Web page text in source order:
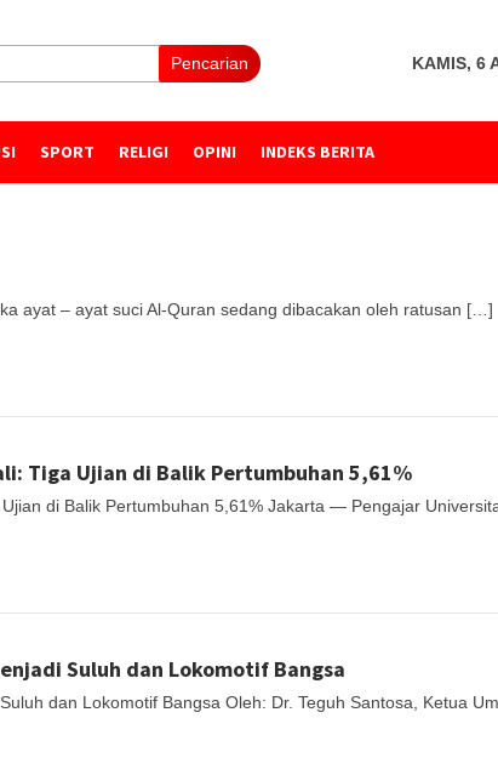
Pencarian KAMIS, 6
SPORT RELIGI OPINI INDEKS BERITA
ayat – ayat suci Al-Quran sedang dibacakan oleh ratusan […]
Tiga Ujian di Balik Pertumbuhan 5,61%
di Balik Pertumbuhan 5,61% Jakarta — Pengajar
Suluh dan Lokomotif Bangsa
dan Lokomotif Bangsa Oleh: Dr. Teguh Santosa, Ketua